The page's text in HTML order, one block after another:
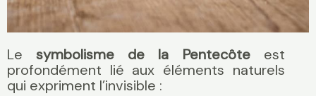
Lesymbolisme de la Pentecôteest
profondément lié aux éléments naturels
qui expriment l’invisible :